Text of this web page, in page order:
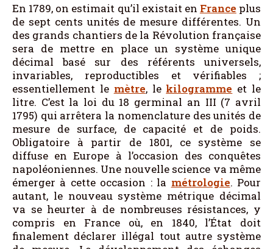
En 1789, on estimait qu’il existait en France plus
de sept cents unités de mesure différentes. Un
des grands chantiers de la Révolution française
sera de mettre en place un système unique
décimal basé sur des référents universels,
invariables, reproductibles et vérifiables ;
essentiellement le mètre, lekilogramme et le
litre. C’est la loi du 18 germinal an III (7 avril
1795) qui arrêtera la nomenclature des unités de
mesure de surface, de capacité et de poids.
Obligatoire à partir de 1801, ce système se
diffuse en Europe à l’occasion des conquêtes
napoléoniennes. Une nouvelle science va même
émerger à cette occasion : la métrologie. Pour
autant, le nouveau système métrique décimal
va se heurter à de nombreuses résistances, y
compris en France où, en 1840, l’État doit
finalement déclarer illégal tout autre système